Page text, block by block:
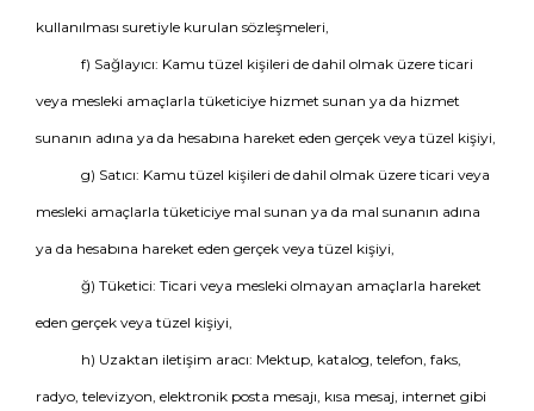
kullanılması suretiyle kurulan sözleşmeleri,
f) Sağlayıcı: Kamu tüzel kişileri de dahil olmak üzere ticari
veya mesleki amaçlarla tüketiciye hizmet sunan ya da hizmet
sunanın adına ya da hesabına hareket eden gerçek veya tüzel kişiyi,
g) Satıcı: Kamu tüzel kişileri de dahil olmak üzere ticari veya
mesleki amaçlarla tüketiciye mal sunan ya da mal sunanın adına
ya da hesabına hareket eden gerçek veya tüzel kişiyi,
ğ) Tüketici: Ticari veya mesleki olmayan amaçlarla hareket
eden gerçek veya tüzel kişiyi,
h) Uzaktan iletişim aracı: Mektup, katalog, telefon, faks,
radyo, televizyon, elektronik posta mesajı, kısa mesaj, internet gibi